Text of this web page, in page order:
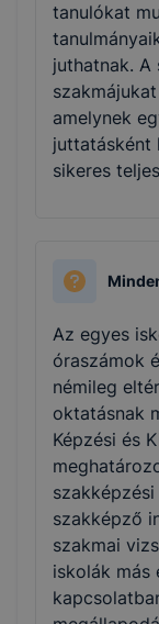
tanulókat
juthatnak. A
amelynek
juttatásként
sikeres
Az egyes
óraszámok
némileg
oktatásnak
Képzési és
szakképző
szakmai
iskolák más